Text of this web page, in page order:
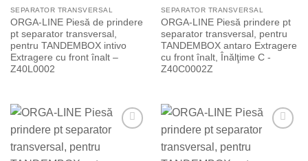
SEPARATOR TRANSVERSAL
ORGA-LINE Piesă de prindere
pt separator transversal,
pentru TANDEMBOX intivo
Extragere cu front înalt –
Z40L0002
SEPARATOR TRANSVERSAL
ORGA-LINE Piesă prindere pt
separator transversal, pentru
TANDEMBOX antaro Extragere
cu front înalt, Înălţime C -
Z40C0002Z